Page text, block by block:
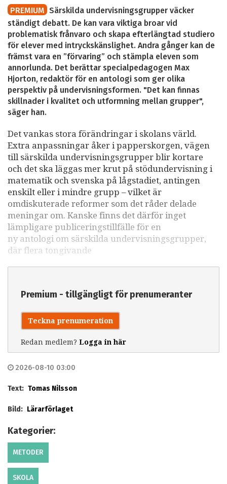
PREMIUM Särskilda undervisningsgrupper väcker
ständigt debatt. De kan vara viktiga broar vid
problematisk frånvaro och skapa efterlängtad studiero
för elever med intryckskänslighet. Andra gånger kan de
främst vara en ”förvaring” och stämpla eleven som
annorlunda. Det berättar specialpedagogen Max
Hjorton, redaktör för en antologi som ger olika
perspektiv på undervisningsformen. "Det kan finnas
skillnader i kvalitet och utformning mellan grupper",
säger han.
Det vankas stora förändringar i skolans värld.
Extra anpassningar åker i papperskorgen, vägen
till särskilda undervisningsgrupper blir kortare
och det ska läggas mer krut på stödundervisning i
matematik och svenska på lågstadiet, antingen
enskilt eller i mindre grupp – vilket är
omdiskuterade reformer som det råder delade
meningar om. Kanske finns det därför inget
lämpligare publiceringstillfälle för en
ny antologi om särskilda undervisningsgrupper,
där flera tongivande
Premium - tillgängligt för prenumeranter
Teckna prenumeration
Redan medlem? Logga in här
2026-08-10 03:00
Text: Tomas Nilsson
Bild: Lärarförlaget
Kategorier:
METODER
SKOLA